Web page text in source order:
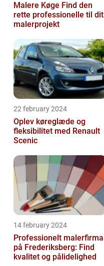
Malere Køge Find den
rette professionelle til dit
malerprojekt
22 february 2024
Oplev køreglæde og
fleksibilitet med Renault
Scenic
14 february 2024
Professionelt malerfirma
på Frederiksberg: Find
kvalitet og pålidelighed